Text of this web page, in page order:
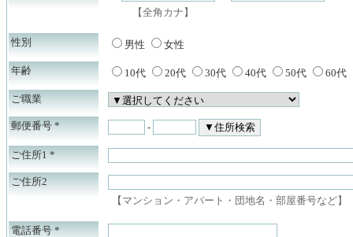
【全角カナ】
性別 男性 女性
年齢 10代 20代 30代 40代 50代 60代
ご職業
郵便番号 * -
ご住所1 *
ご住所2
【マンション・アパート・団地名・部屋番号など】
電話番号 *